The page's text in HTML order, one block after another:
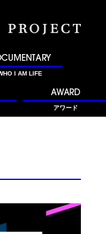
I AM LIFE
AWARD
アワード